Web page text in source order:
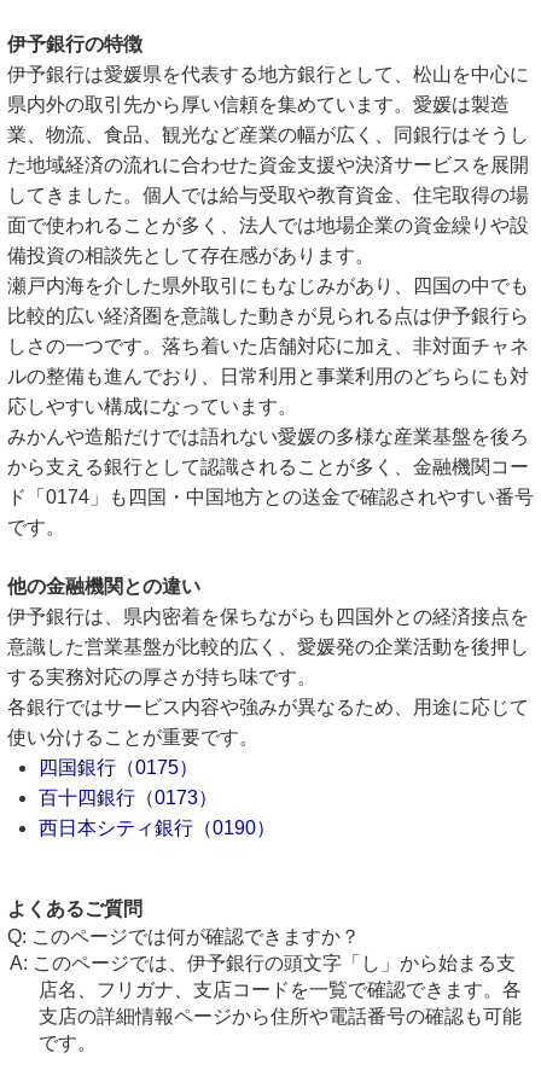
伊予銀行の特徴
伊予銀行は愛媛県を代表する地方銀行として、松山を中心に
県内外の取引先から厚い信頼を集めています。愛媛は製造
業、物流、食品、観光など産業の幅が広く、同銀行はそうし
た地域経済の流れに合わせた資金支援や決済サービスを展開
してきました。個人では給与受取や教育資金、住宅取得の場
面で使われることが多く、法人では地場企業の資金繰りや設
備投資の相談先として存在感があります。
瀬戸内海を介した県外取引にもなじみがあり、四国の中でも
比較的広い経済圏を意識した動きが見られる点は伊予銀行ら
しさの一つです。落ち着いた店舗対応に加え、非対面チャネ
ルの整備も進んでおり、日常利用と事業利用のどちらにも対
応しやすい構成になっています。
みかんや造船だけでは語れない愛媛の多様な産業基盤を後ろ
から支える銀行として認識されることが多く、金融機関コー
ド「0174」も四国・中国地方との送金で確認されやすい番号
です。
他の金融機関との違い
伊予銀行は、県内密着を保ちながらも四国外との経済接点を
意識した営業基盤が比較的広く、愛媛発の企業活動を後押し
する実務対応の厚さが持ち味です。
各銀行ではサービス内容や強みが異なるため、用途に応じて
使い分けることが重要です。
四国銀行（0175）
百十四銀行（0173）
西日本シティ銀行（0190）
よくあるご質問
このページでは何が確認できますか？
このページでは、伊予銀行の頭文字「し」から始まる支
店名、フリガナ、支店コードを一覧で確認できます。各
支店の詳細情報ページから住所や電話番号の確認も可能
です。